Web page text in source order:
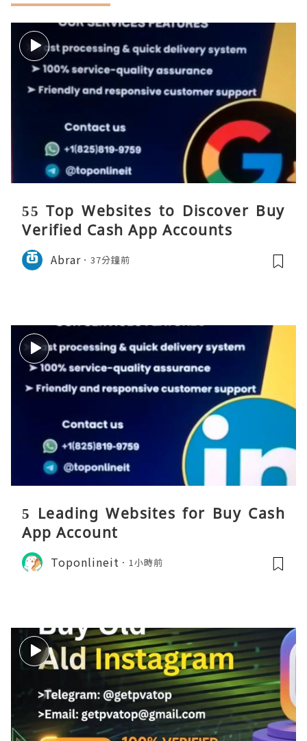
55 Top Websites to Discover Buy
Verified Cash App Accounts
Abrar 37分鐘前
5 Leading Websites for Buy Cash
App Account
Toponlineit 1小時前